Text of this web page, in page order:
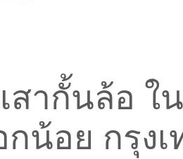
สากั้นล้อ ใ
กน้อย กรุง